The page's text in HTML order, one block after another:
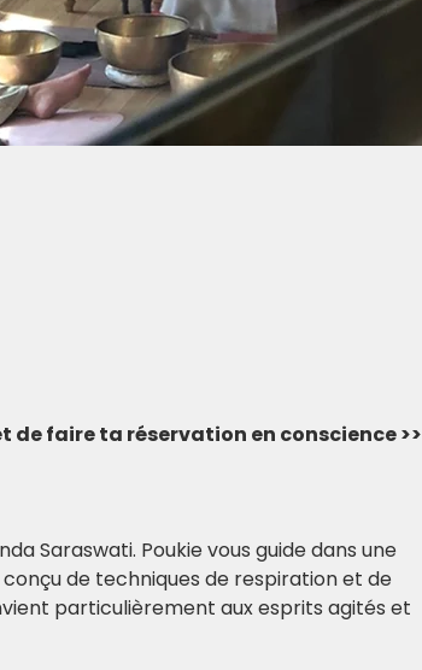
de faire ta réservation en conscience >>
Saraswati. Poukie vous guide dans une
de techniques de respiration et de
particulièrement aux esprits agités et